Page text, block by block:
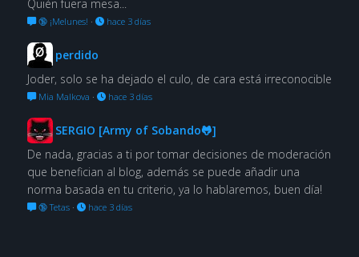
Quién fuera mesa...
🔞 ¡Melunes! · hace 3 días
perdido
Joder, solo se ha dejado el culo, de cara está irreconocible
Mia Malkova · hace 3 días
SERGIO [Army of Sobando🐸]
De nada, gracias a ti por tomar decisiones de moderación
que benefician al blog, además se puede añadir una
norma basada en tu criterio, ya lo hablaremos, buen día!
🔞 Tetas· hace 3 días